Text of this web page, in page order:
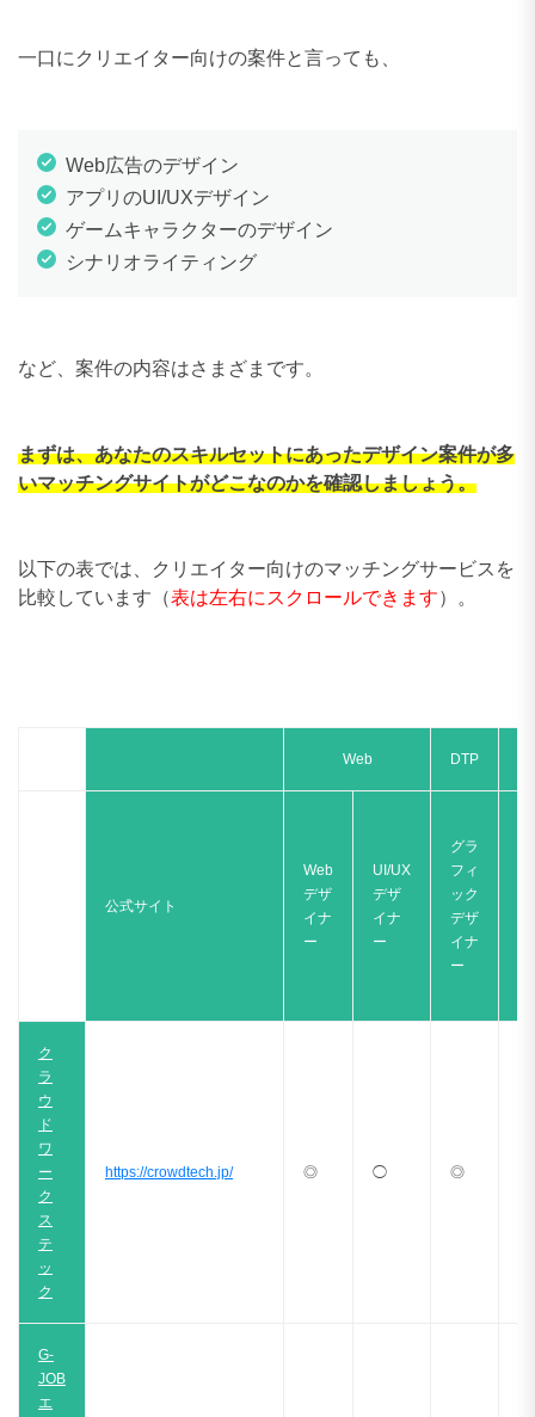
一口にクリエイター向けの案件と言っても、
Web広告のデザイン
アプリのUI/UXデザイン
ゲームキャラクターのデザイン
シナリオライティング
など、案件の内容はさまざまです。
まずは、あなたのスキルセットにあったデザイン案件が多
いマッチングサイトがどこなのかを確認しましょう。
以下の表では、クリエイター向けのマッチングサービスを
比較しています（表は左右にスクロールできます）。
Web DTP
公式サイト
Web
デザ
イナ
ー
UI/UX
デザ
イナ
ー
グラ
フィ
ック
デザ
イナ
ー
ク
ラ
ウ
ド
ワ
ー
ク
ス
テ
ッ
ク
https://crowdtech.jp/ ◎ ◯ ◎
G-
JOB
エ